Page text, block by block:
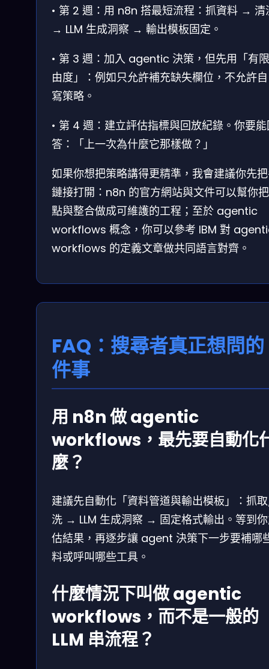
• 第 2 週：用 n8n 搭最短流程：抓資料 → 清
→ LLM 生成洞察 → 輸出模板固定。
• 第 3 週：加入 agentic 決策，但先用「有
由度」：例如只允許補充缺失欄位，不允許
寫策略。
• 第 4 週：建立評估指標與回放紀錄。你要
答：「上一次為什麼它那樣做？」
如果你想把策略講得更精準，我會建議你先
鏈接打開：n8n 的官方網站與文件可以幫你
點與整合做成可維護的工程；至於 agentic
workflows 概念，你可以參考 IBM 對
workflows 的定義文章做共同語言對齊。
FAQ：搜尋者真正想問
件事
用 n8n 做 agentic
workflows，最先要自動化
麼？
建議先自動化「資料管道與輸出模板」：抓
洗 → LLM 生成洞察 → 固定格式輸出。等到
估結果，再逐步讓 agent 決策下一步要補哪
料或呼叫哪些工具。
什麼情況下叫做 agentic
workflows，而不是一般的
LLM 串流程？